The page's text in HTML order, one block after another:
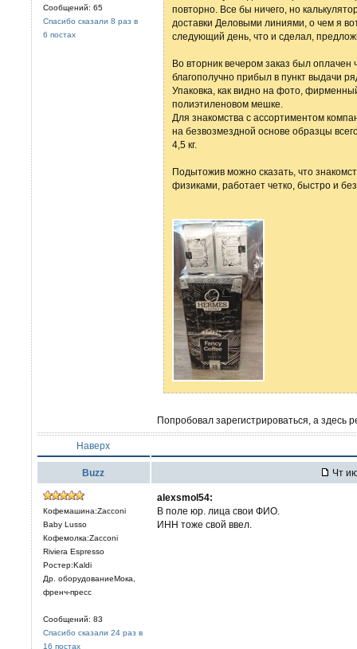
Сообщений: 65
Спасибо сказали 8 раз в
6 постах
повторно. Все бы ничего, но
доставки Деловыми линиями, о чем я
следующий день, что и сделал,
Во вторник вечером заказ был оплачен
благополучно прибыл в пункт выдачи
Упаковка, как видно на фото,
полиэтиленовом мешке.
Для знакомства с ассортиментом
на безвозмездной основе образцы
4,5 кг.
Подытожив можно сказать, что
физиками, работает четко, быстро и
Попробовал зарегистрироваться, а здесь
Наверх
Buzz Чт
Кофемашина:Zacconi
Baby Lusso
Кофемолка:Zacconi
Riviera Espresso
Ростер:Kaldi
Др. оборудованиеМока,
френч-пресс
Сообщений: 83
Спасибо сказали 24 раз в
16 постах
alexsmol54:
В поле юр. лица свои ФИО.
ИНН тоже свой ввел.